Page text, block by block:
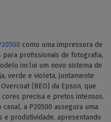
como uma impressora de
profissionais de fotografia,
inclui um novo sistema de
verde e violeta, juntamente
(BEO) da Epson, que
precisa e pretos intensos.
a P20500 assegura uma
e produtividade, apresentando